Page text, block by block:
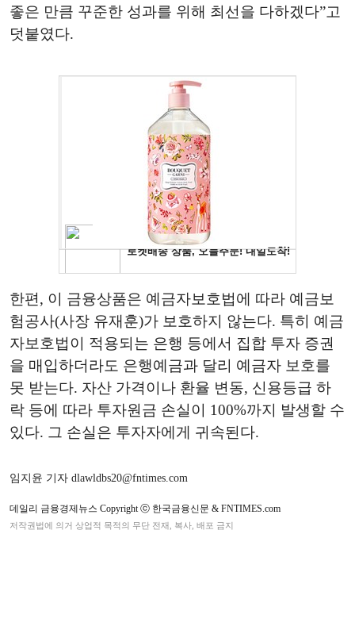
좋은 만큼 꾸준한 성과를 위해 최선을 다하겠다”고
덧붙였다.
한편, 이 금융상품은 예금자보호법에 따라 예금보
험공사(사장 유재훈)가 보호하지 않는다. 특히 예금
자보호법이 적용되는 은행 등에서 집합 투자 증권
을 매입하더라도 은행예금과 달리 예금자 보호를
못 받는다. 자산 가격이나 환율 변동, 신용등급 하
락 등에 따라 투자원금 손실이 100%까지 발생할 수
있다. 그 손실은 투자자에게 귀속된다.
임지윤 기자 dlawldbs20@fntimes.com
데일리 금융경제뉴스 Copyright ⓒ 한국금융신문 & FNTIMES.com
저작권법에 의거 상업적 목적의 무단 전재, 복사, 배포 금지